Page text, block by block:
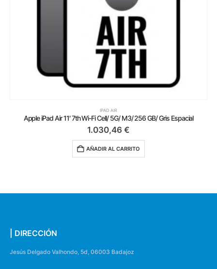
IPAD AIR
Apple iPad Air 11′ 7th Wi-Fi Cell/ 5G/ M3/ 256 GB/ Gris Espacial
1.030,46 €
AÑADIR AL CARRITO
| DIRECCIÓN
Jesús Delgado Valhondo, 5d, 06003 Badajoz